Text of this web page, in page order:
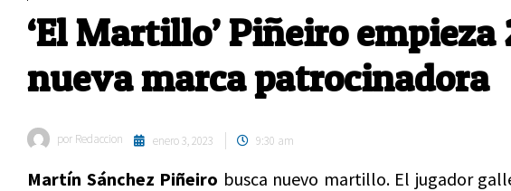
‘El Martillo’ Piñeiro empieza
nueva marca patrocinadora
por Redaccion enero 3, 2023 9:30 am
Martín Sánchez Piñeiro busca nuevo martillo. El jugador